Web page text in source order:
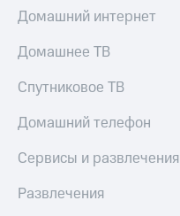
Домашний интернет
Домашнее ТВ
Спутниковое ТВ
Домашний телефон
Сервисы и развлечения
Развлечения